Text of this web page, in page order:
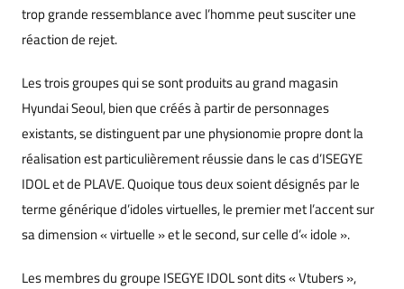
trop grande ressemblance avec l’homme peut susciter une
réaction de rejet.
Les trois groupes qui se sont produits au grand magasin
Hyundai Seoul, bien que créés à partir de personnages
existants, se distinguent par une physionomie propre dont la
réalisation est particulièrement réussie dans le cas d’ISEGYE
IDOL et de PLAVE. Quoique tous deux soient désignés par le
terme générique d’idoles virtuelles, le premier met l’accent sur
sa dimension « virtuelle » et le second, sur celle d’« idole ».
Les membres du groupe ISEGYE IDOL sont dits « Vtubers »,